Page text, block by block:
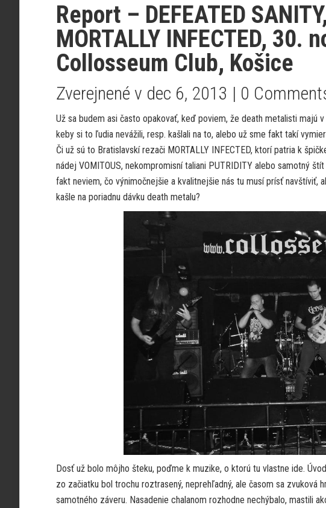
Report – DEFEATED
MORTALLY INFECTED, 30.
Collosseum Club, Košice
Zverejnené v dec 6, 2013 | 0
Už sa budem asi často opakovať, keď poviem, že death metalisti majú
keby si to ľudia nevážili, resp. kašlali na to, alebo už sme fakt takí
Či už sú to Bratislavskí rezači MORTALLY INFECTED, ktorí patria k
nádej VOMITOUS, nekompromisní taliani PUTRIDITY alebo samotný
fakt neviem, čo výnimočnejšie a kvalitnejšie nás tu musí prísť navštíviť,
kašle na poriadnu dávku death metalu?
Dosť už bolo môjho šteku, poďme k muzike, o ktorú tu vlastne ide.
zo začiatku bol trochu roztrasený, neprehľadný, ale časom sa
samotného záveru. Nasadenie chalanom rozhodne nechýbalo, mastili